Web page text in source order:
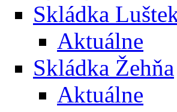
Skládka
Aktuálne
Skládka Žehňa
Aktuálne